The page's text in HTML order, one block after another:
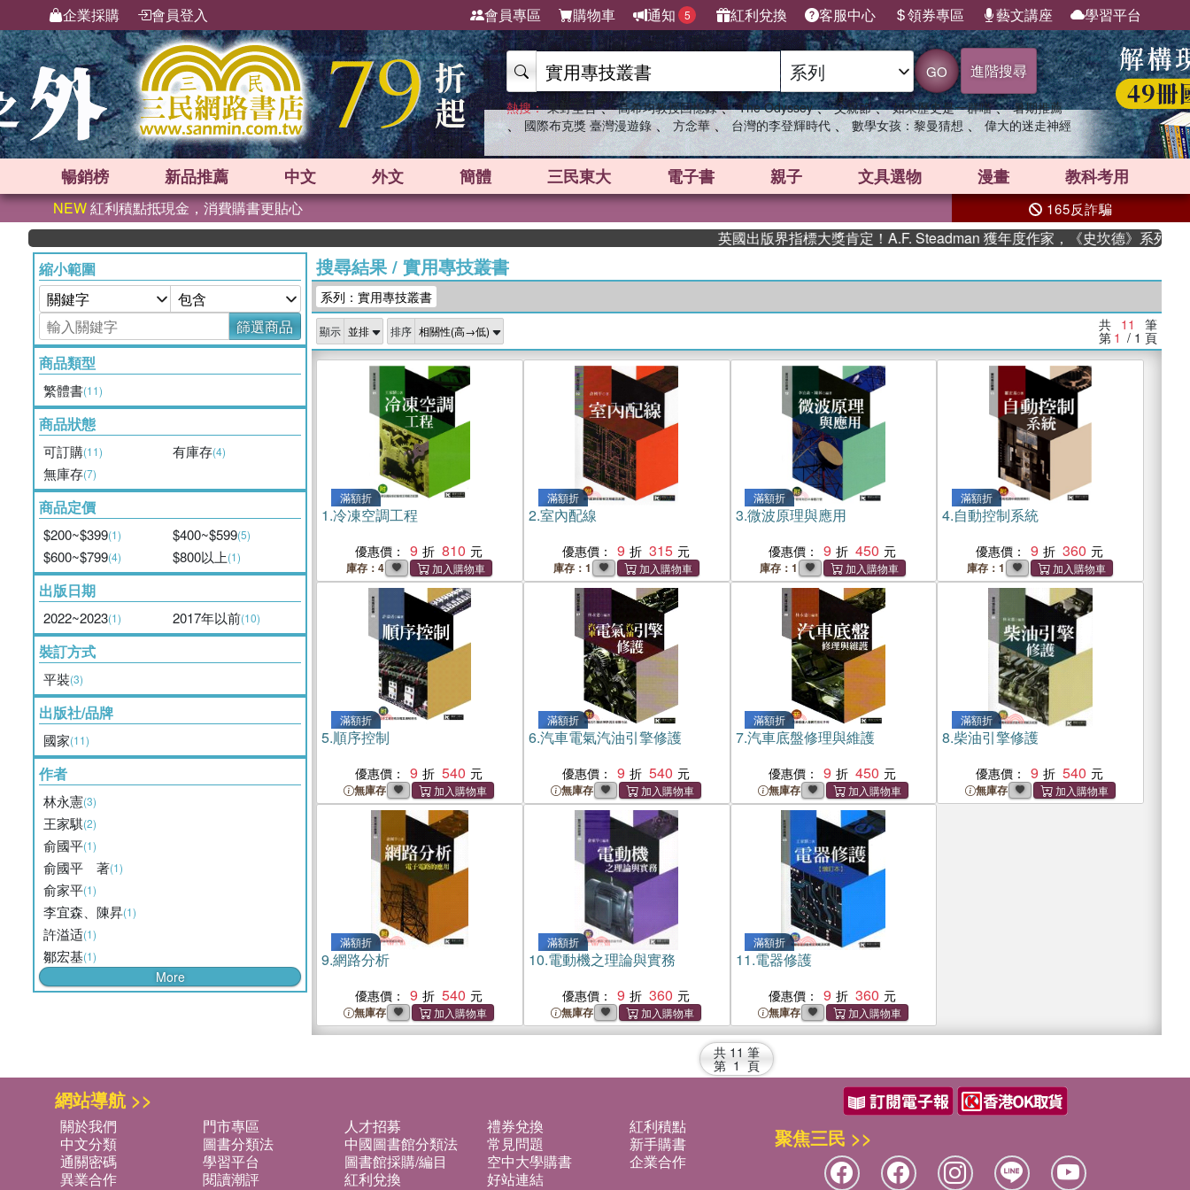
企業採購 會員登入 會員專區 購物車 通知 5 紅利兌換 客服中心 領券專區 藝文講座 學習平台
GO 進階搜尋
熱搜： 東野圭吾 、 高希均教授回憶錄 、 The Odyssey 、 父親節 、 如果歷史是一群喵 、 暑期推薦
、 國際布克獎 臺灣漫遊錄 、 方念華 、 台灣的李登輝時代 、 數學女孩：黎曼猜想 、 偉大的迷走神經
暢銷榜 新品推薦 中文 外文 簡體 三民東大 電子書 親子 文具選物 漫畫 教科考用
NEW紅利積點抵現金，消費購書更貼心 165反詐騙
英國出版界指標大獎肯定！A.F. Steadman 獲年度作家，《史坎德》系列帶你踏
縮小範圍
篩選商品
商品類型
繁體書(11)
商品狀態
可訂購(11) 有庫存(4)
無庫存(7)
商品定價
$200~$399(1) $400~$599(5)
$600~$799(4) $800以上(1)
出版日期
2022~2023(1) 2017年以前(10)
裝訂方式
平裝(3)
出版社/品牌
國家(11)
作者
林永憲(3)
王家騏(2)
俞國平(1)
俞國平 著(1)
俞家平(1)
李宜森、陳昇(1)
許溢适(1)
鄒宏基(1)
More
搜尋結果/ 實用專技叢書
系列：實用專技叢書
顯示 排序 共 11 筆
第 1 / 1 頁
滿額折
1.冷凍空調工程
優惠價： 9 810
庫存：4
滿額折
2.室內配線
優惠價： 9 315
庫存：1
滿額折
3.微波原理與應用
優惠價： 9 450
庫存：1
滿額折
4.自動控制系統
優惠價： 9 360
庫存：1
滿額折
5.順序控制
優惠價： 9 540
無庫存
滿額折
6.汽車電氣汽油引擎修護
優惠價： 9 540
無庫存
滿額折
7.汽車底盤修理與維護
優惠價： 9 450
無庫存
滿額折
8.柴油引擎修護
優惠價： 9 540
無庫存
滿額折
9.網路分析
優惠價： 9 540
無庫存
滿額折
10.電動機之理論與實務
優惠價： 9 360
無庫存
滿額折
11.電器修護
優惠價： 9 360
無庫存
共 11 筆
第 1 頁
網站導航 >>
關於我們 門市專區 人才招募 禮券兌換
紅利積點
中文分類
圖書分類法 中國圖書館分類法 常見問題
新手購書
通關密碼
學習平台 圖書館採購/編目 空中大學購書
企業合作
異業合作
閱讀潮評 紅利兌換 好站連結
聚焦三民 >>